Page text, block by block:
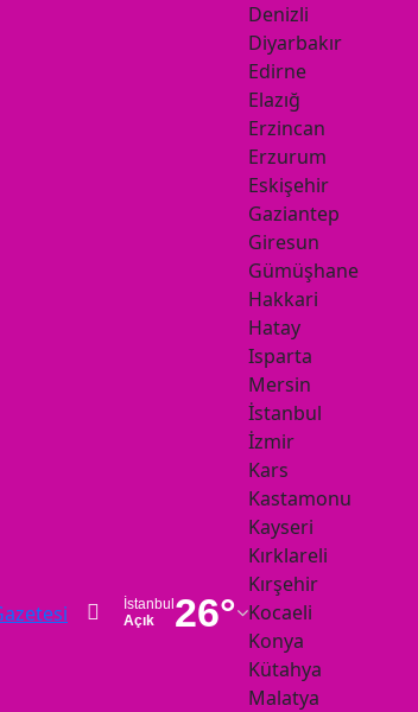
İstanbul
Açık
26°
Denizli
Diyarbakır
Edirne
Elazığ
Erzincan
Erzurum
Eskişehir
Gaziantep
Giresun
Gümüşhane
Hakkari
Hatay
Isparta
Mersin
İstanbul
İzmir
Kars
Kastamonu
Kayseri
Kırklareli
Kırşehir
Kocaeli
Konya
Kütahya
Malatya